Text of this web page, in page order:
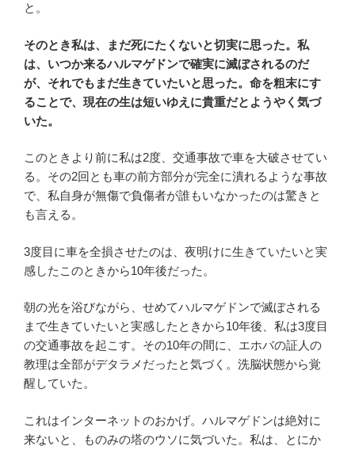
と。
そのとき私は、まだ死にたくないと切実に思った。私
は、いつか来るハルマゲドンで確実に滅ぼされるのだ
が、それでもまだ生きていたいと思った。命を粗末にす
ることで、現在の生は短いゆえに貴重だとようやく気づ
いた。
このときより前に私は2度、交通事故で車を大破させてい
る。その2回とも車の前方部分が完全に潰れるような事故
で、私自身が無傷で負傷者が誰もいなかったのは驚きと
も言える。
3度目に車を全損させたのは、夜明けに生きていたいと実
感したこのときから10年後だった。
朝の光を浴びながら、せめてハルマゲドンで滅ぼされる
まで生きていたいと実感したときから10年後、私は3度目
の交通事故を起こす。その10年の間に、エホバの証人の
教理は全部がデタラメだったと気づく。洗脳状態から覚
醒していた。
これはインターネットのおかげ。ハルマゲドンは絶対に
来ないと、ものみの塔のウソに気づいた。私は、とにか